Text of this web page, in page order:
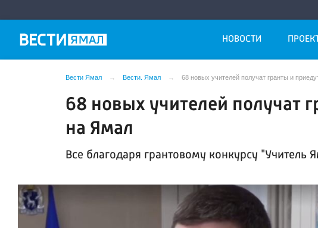
НОВОСТИ
Вести Ямал Вести. Ямал 68 новых учителей получат гранты и
68 новых учителей получат
на Ямал
Все благодаря грантовому конкурсу "Учитель